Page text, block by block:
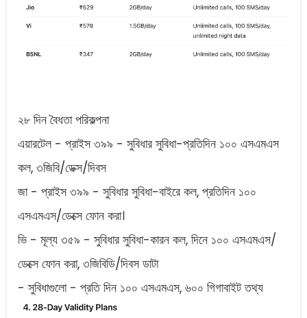
২৮ দিন বৈধতা পরিকল্পনা
এয়ারটেল - প্রাইস ৩৯৯ - সুবিধার সুবিধা-প্রতিদিন ১০০ এসএমএস
কল, ৩জিবি/ডেক্স/দিবস
জা - প্রাইস ৩৯৯ - সুবিধার সুবিধা-বাইরে কল, প্রতিদিন ১০০
এসএমএস/ডেক্সে ফোন করা।
ভি - মূল্য ৩৫৯ - সুবিধার সুবিধা-কারন কল, দিনে ১০০ এসএমএস/
ডেক্সে ফোন করা, ৩জিবিডি/দিবস ডাটা
- সুবিধাগুলো - প্রতি দিন ১০০ এসএমএস, ৬০০ গিগাবাইট তথ্য